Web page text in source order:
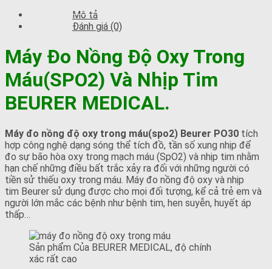
Mô tả
Đánh giá (0)
Máy Đo Nồng Độ Oxy Trong
Máu(SPO2) Và Nhịp Tim
BEURER MEDICAL.
Máy đo nồng độ oxy trong máu(spo2) Beurer PO30 tích
hợp công nghệ dạng sóng thể tích đồ, tần số xung nhịp để
đo sự bão hòa oxy trong mạch máu (SpO2) và nhịp tim nhằm
hạn chế những điều bất trắc xảy ra đối với những người có
tiền sử thiếu oxy trong máu. Máy đo nồng độ oxy và nhịp
tim Beurer sử dụng được cho mọi đối tượng, kể cả trẻ em và
người lớn mắc các bệnh như bệnh tim, hen suyễn, huyết áp
thấp…
Sản phẩm Của BEURER MEDICAL, độ chính
xác rất cao